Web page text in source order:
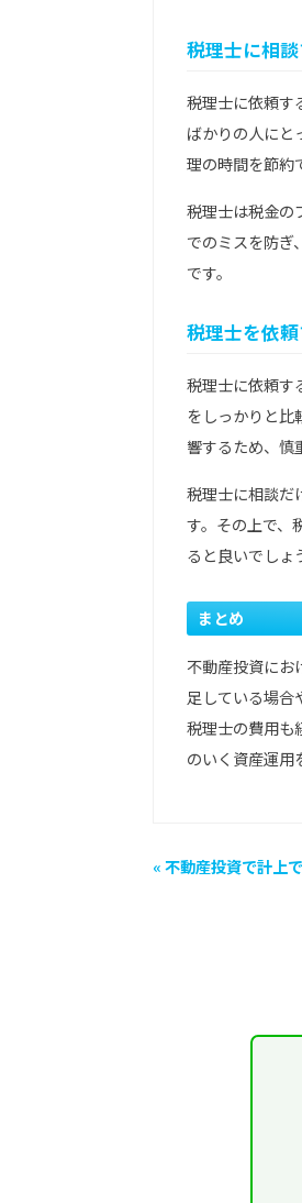
税理士に相
税理士に依頼す
ばかりの人にと
理の時間を節約
税理士は税金の
でのミスを防ぎ
です。
税理士を依
税理士に依頼す
をしっかりと比
響するため、慎
税理士に相談だ
す。その上で、
ると良いでしょ
まとめ
不動産投資にお
足している場合
税理士の費用も
のいく資産運用
« 不動産投資で計上